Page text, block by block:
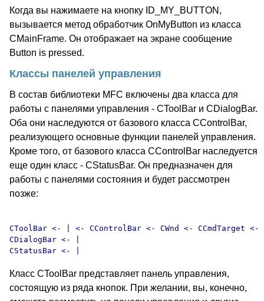
Когда вы нажимаете на кнопку ID_MY_BUTTON,
вызывается метод обработчик OnMyButton из класса
CMainFrame. Он отображает на экране сообщение
Button is pressed.
Классы панелей управления
В состав библиотеки MFC включены два класса для
работы с панелями управления - CToolBar и CDialogBar.
Оба они наследуются от базового класса CControlBar,
реализующего основные функции панелей управления.
Кроме того, от базового класса CControlBar наследуется
еще один класс - CStatusBar. Он предназначен для
работы с панелями состояния и будет рассмотрен
позже:
CToolBar <- | <- CControlBar <- CWnd <- CCmdTarget <-
CDialogBar <- |
Класс CToolBar представляет панель управления,
состоящую из ряда кнопок. При желании, вы, конечно,